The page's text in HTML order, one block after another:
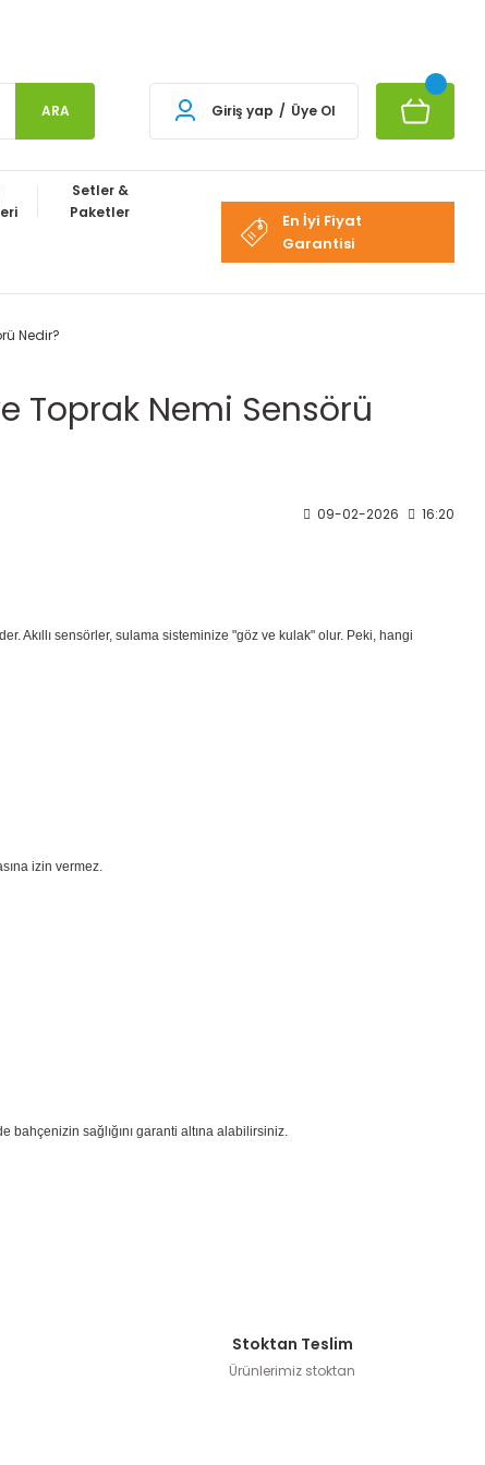
ARA Giriş yap / Üye Ol
Setler &
Paketler
En İyi Fiyat
Garantisi
Nedir?
Toprak Nemi Sensörü
09-02-2026 16:20
Akıllı sensörler, sulama sisteminize "göz ve kulak" olur. Peki, hangi
izin vermez.
bahçenizin sağlığını garanti altına alabilirsiniz.
Stoktan Teslim
Ürünlerimiz stoktan